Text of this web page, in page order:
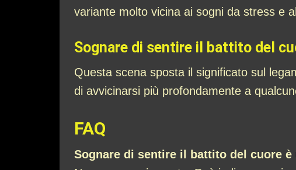
variante molto vicina ai sogni da stress e
Sognare di sentire il battito del
Questa scena sposta il significato sul
di avvicinarsi più profondamente a
FAQ
Sognare di sentire il battito del cuore è